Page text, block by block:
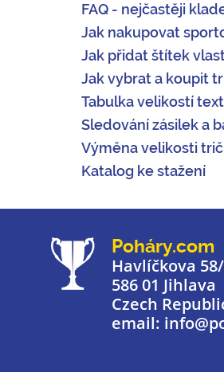
FAQ - nejčastěji
Jak nakupovat
Jak přidat štítek
Jak vybrat a koupit
Tabulka velikostí
Sledování zásilek a
Výměna velikosti
Katalog ke stažení
Poháry.com
Havlíčkova
586 01 Jihlava
Czech
email: